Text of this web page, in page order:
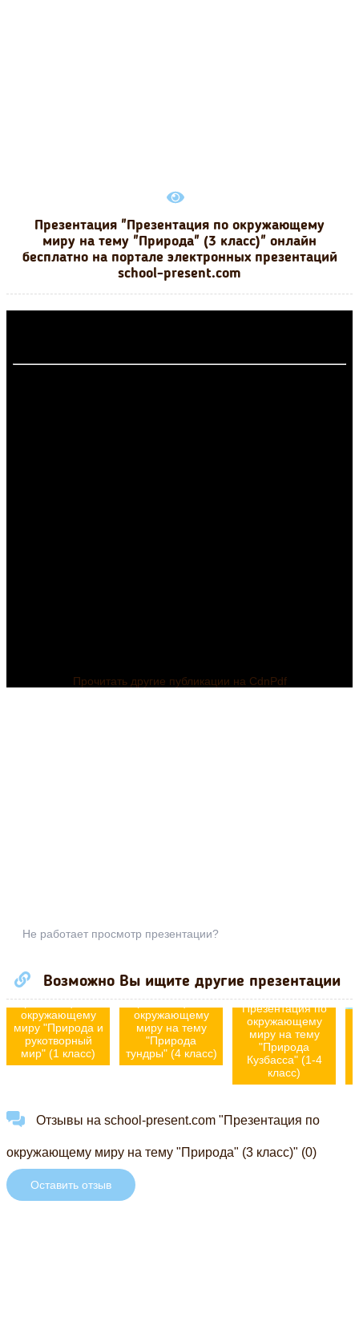
Презентация "Презентация по окружающему
миру на тему "Природа" (3 класс)" онлайн
бесплатно на портале электронных презентаций
school-present.com
Прочитать другие публикации на CdnPdf
Не работает просмотр презентации?
Возможно Вы ищите другие презентации
Презентация по
окружающему
миру "Природа и
рукотворный
мир" (1 класс)
Презентация по
окружающему
миру на тему
"Природа
тундры" (4 класс)
Презентация по
окружающему
миру на тему
"Природа
Кузбасса" (1-4
класс)
Отзывы на school-present.com "Презентация по
окружающему миру на тему "Природа" (3 класс)" (0)
Оставить отзыв